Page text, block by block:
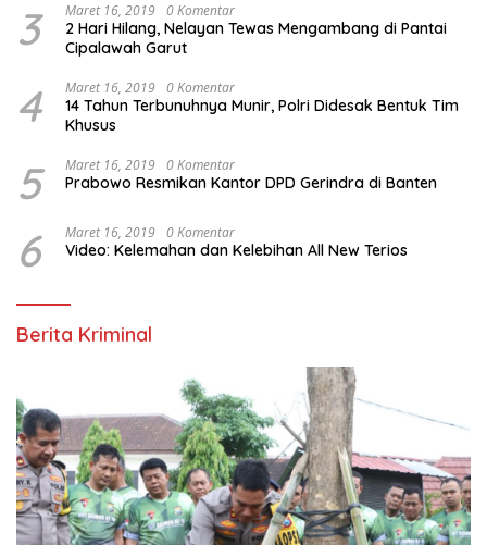
3 Maret 16, 2019 0 Komentar
2 Hari Hilang, Nelayan Tewas Mengambang di Pantai
Cipalawah Garut
4 Maret 16, 2019 0 Komentar
14 Tahun Terbunuhnya Munir, Polri Didesak Bentuk Tim
Khusus
5 Maret 16, 2019 0 Komentar
Prabowo Resmikan Kantor DPD Gerindra di Banten
6 Maret 16, 2019 0 Komentar
Video: Kelemahan dan Kelebihan All New Terios
Berita Kriminal